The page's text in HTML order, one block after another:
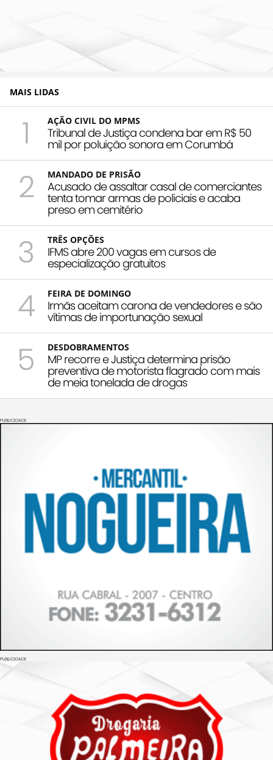
MAIS LIDAS
1 AÇÃO CIVIL DO MPMS
Tribunal de Justiça condena bar em R$ 50
mil por poluição sonora em Corumbá
2 MANDADO DE PRISÃO
Acusado de assaltar casal de comerciantes
tenta tomar armas de policiais e acaba
preso em cemitério
3 TRÊS OPÇÕES
IFMS abre 200 vagas em cursos de
especialização gratuitos
4 FEIRA DE DOMINGO
Irmãs aceitam carona de vendedores e são
vítimas de importunação sexual
5 DESDOBRAMENTOS
MP recorre e Justiça determina prisão
preventiva de motorista flagrado com mais
de meia tonelada de drogas
PUBLICIDADE
PUBLICIDADE